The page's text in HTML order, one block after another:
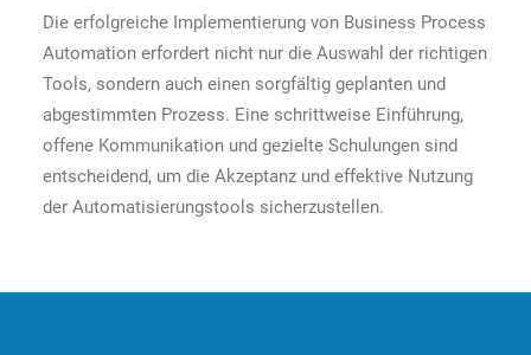
Die erfolgreiche Implementierung von Business Process
Automation erfordert nicht nur die Auswahl der richtigen
Tools, sondern auch einen sorgfältig geplanten und
abgestimmten Prozess. Eine schrittweise Einführung,
offene Kommunikation und gezielte Schulungen sind
entscheidend, um die Akzeptanz und effektive Nutzung
der Automatisierungstools sicherzustellen.